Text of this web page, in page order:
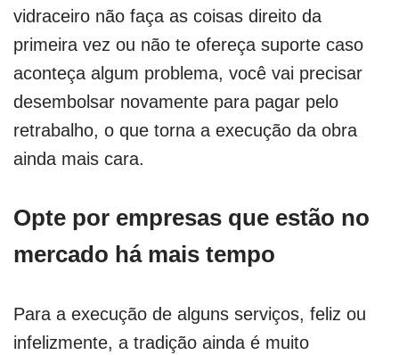
vidraceiro não faça as coisas direito da
primeira vez ou não te ofereça suporte caso
aconteça algum problema, você vai precisar
desembolsar novamente para pagar pelo
retrabalho, o que torna a execução da obra
ainda mais cara.
Opte por empresas que estão no
mercado há mais tempo
Para a execução de alguns serviços, feliz ou
infelizmente, a tradição ainda é muito